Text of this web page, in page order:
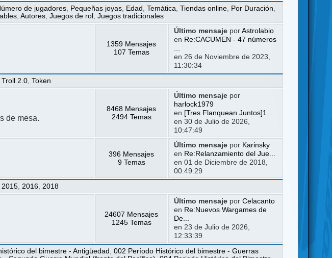
de jugadores Pequeñas joyas Edad ,Temática ,Tiendas online Por Duración
,Autores ,Juegos de rol ,Juegos tradicionales
1359 Mensajes
107 Temas
Último mensajepor Astrolabio
en Re:CACUMEN - 47 números
en 26 de Noviembre de 2023,
11:30:34
,Troll 2.0 ,Token
de mesa.
8468 Mensajes
2494 Temas
Último mensajepor
harlock1979
en [Tres Flanquean Juntos]1...
en 30 de Julio de 2026,
10:47:49
396 Mensajes
9 Temas
Último mensajepor Karinsky
en Re:Relanzamiento del Jue...
en 01 de Diciembre de 2018,
00:49:29
2015 2016 2018
24607 Mensajes
1245 Temas
Último mensajepor Celacanto
en Re:Nuevos Wargames de
De...
en 23 de Julio de 2026,
12:33:39
del bimestre - Antigüedad ,002 Período Histórico del bimestre - Guerras